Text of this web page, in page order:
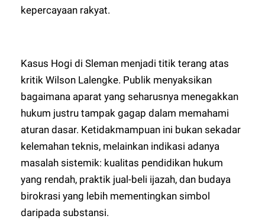
kepercayaan rakyat.
Kasus Hogi di Sleman menjadi titik terang atas
kritik Wilson Lalengke. Publik menyaksikan
bagaimana aparat yang seharusnya menegakkan
hukum justru tampak gagap dalam memahami
aturan dasar. Ketidakmampuan ini bukan sekadar
kelemahan teknis, melainkan indikasi adanya
masalah sistemik: kualitas pendidikan hukum
yang rendah, praktik jual-beli ijazah, dan budaya
birokrasi yang lebih mementingkan simbol
daripada substansi.